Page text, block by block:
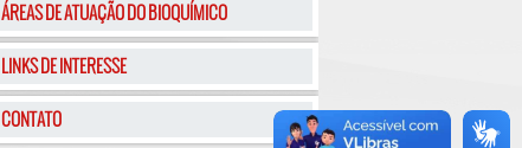
ÁREAS DE ATUAÇÃO DO BIOQUÍMICO
LINKS DE INTERESSE
CONTATO